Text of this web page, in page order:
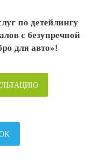
по детейлингу
с безупречной
для авто»!